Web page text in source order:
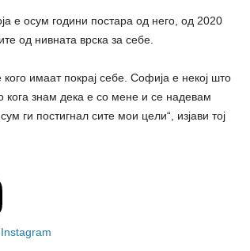
е осум години постара од него, од 2020
од нивната врска за себе.
имаат покрај себе. Софија е некој што
кога знам дека е со мене и се надевам
ги постигнал сите мои цели“, изјави тој